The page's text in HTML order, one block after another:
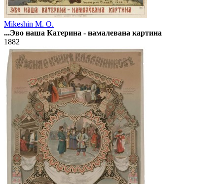
Mikeshin M. O.
...Эво наша Катерина - намалевана картина
1882